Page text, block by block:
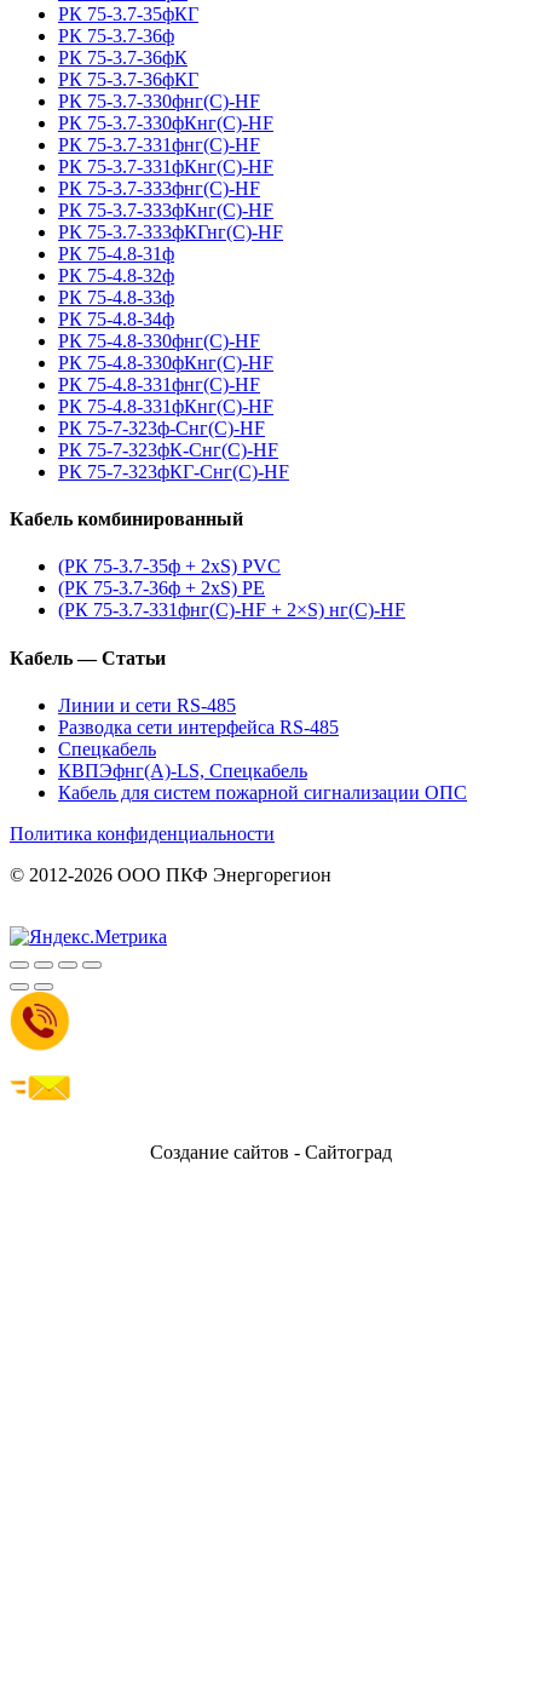
РК 75-3.7-35фКГ
РК 75-3.7-36ф
РК 75-3.7-36фК
РК 75-3.7-36фКГ
РК 75-3.7-330фнг(С)-HF
РК 75-3.7-330фКнг(С)-HF
РК 75-3.7-331фнг(С)-HF
РК 75-3.7-331фКнг(С)-HF
РК 75-3.7-333фнг(С)-HF
РК 75-3.7-333фКнг(С)-HF
РК 75-3.7-333фКГнг(С)-HF
РК 75-4.8-31ф
РК 75-4.8-32ф
РК 75-4.8-33ф
РК 75-4.8-34ф
РК 75-4.8-330фнг(С)-HF
РК 75-4.8-330фКнг(С)-HF
РК 75-4.8-331фнг(С)-HF
РК 75-4.8-331фКнг(С)-HF
РК 75-7-323ф-Снг(С)-HF
РК 75-7-323фК-Снг(С)-HF
РК 75-7-323фКГ-Снг(С)-HF
Кабель комбинированный
(РК 75-3.7-35ф + 2xS) PVC
(РК 75-3.7-36ф + 2xS) PE
(РК 75-3.7-331фнг(С)-HF + 2×S) нг(С)-HF
Кабель — Статьи
Линии и сети RS-485
Разводка сети интерфейса RS-485
Спецкабель
КВПЭфнг(А)-LS, Спецкабель
Кабель для систем пожарной сигнализации ОПС
Политика конфиденциальности
© 2012-2026 ООО ПКФ Энергорегион
Создание сайтов - Сайтоград